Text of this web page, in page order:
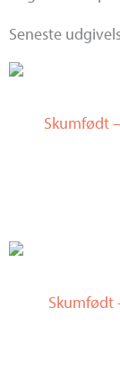
Seneste
Skumfødt
Skumfødt